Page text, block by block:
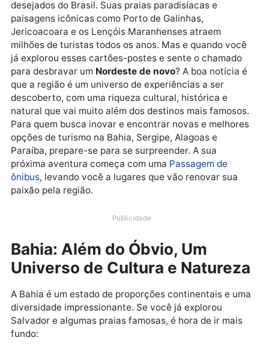
O Nordeste é, sem dúvida, um dos destinos mais
desejados do Brasil. Suas praias paradisíacas e
paisagens icônicas como Porto de Galinhas,
Jericoacoara e os Lençóis Maranhenses atraem
milhões de turistas todos os anos. Mas e quando
já explorou esses cartões-postes e sente o chamado
para desbravar umNordeste de novo? A boa notícia
que a região é um universo de experiências a ser
descoberto, com uma riqueza cultural, histórica e
natural que vai muito além dos destinos mais
Para quem busca inovar e encontrar novas e
opções de turismo na Bahia, Sergipe, Alagoas e
Paraíba, prepare-se para se surpreender. A sua
ônibus , levando você a lugares que vão renovar sua
paixão pela região.
Publicidade
Bahia: Além do Óbvio, Um
Universo de Cultura e